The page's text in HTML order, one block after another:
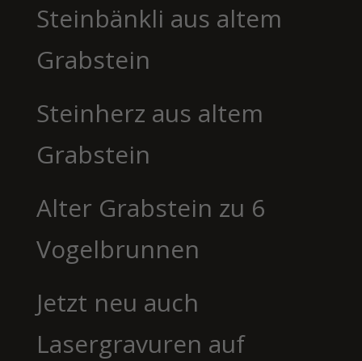
Steinbänkli aus altem
Grabstein
Steinherz aus altem
Grabstein
Alter Grabstein zu 6
Vogelbrunnen
Jetzt neu auch
Lasergravuren auf